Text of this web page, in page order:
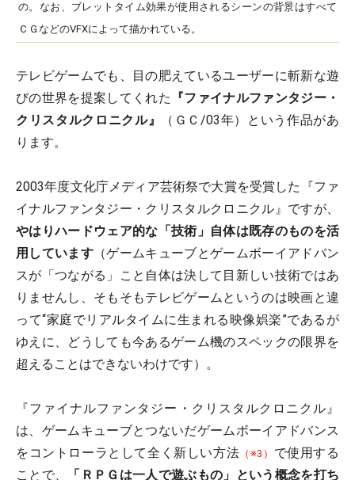
の。なお、ブレットタイム効果が使用されるシーンの背景はすべて
ＣＧなどのVFXによって描かれている。
テレビゲームでも、目の肥えているユーザーに斬新な遊
びの世界を提案してくれた 『ファイナルファンタジー・
クリスタルクロニクル』
（ＧＣ/03年）という作品があ
ります。
2003年度文化庁メディア芸術祭で大賞を受賞した『ファ
イナルファンタジー・クリスタルクロニクル』ですが、
やはりハードウェア的な「技術」自体は既存のものを活
用しています （ゲームキューブとゲームボーイアドバン
スが「つながる」こと自体は決して目新しい技術ではあ
りませんし、そもそもテレビゲームというのは映画と違
って“家庭でリアルタイムに生まれる映像娯楽”であるが
ゆえに、どうしても今あるゲーム機のスペックの限界を
超えることはできないわけです）。
『ファイナルファンタジー・クリスタルクロニクル』
は、ゲームキューブとつないだゲームボーイアドバンス
をコントローラとして全く新しい方法 （※3） で使用する
ことで、
「ＲＰＧは一人で遊ぶもの」という概念を打ち